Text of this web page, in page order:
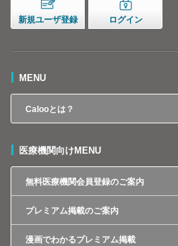
新規ユーザ登録 ログイン
MENU
Calooとは？
医療機関向けMENU
無料医療機関会員登録のご案内
プレミアム掲載のご案内
漫画でわかるプレミアム掲載